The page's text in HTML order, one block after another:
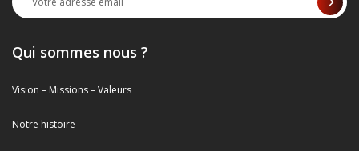
Qui sommes nous ?
Vision – Missions – Valeurs
Notre histoire